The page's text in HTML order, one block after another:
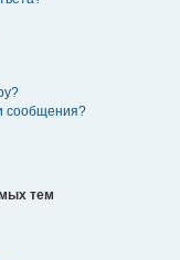
сообщения?
тем